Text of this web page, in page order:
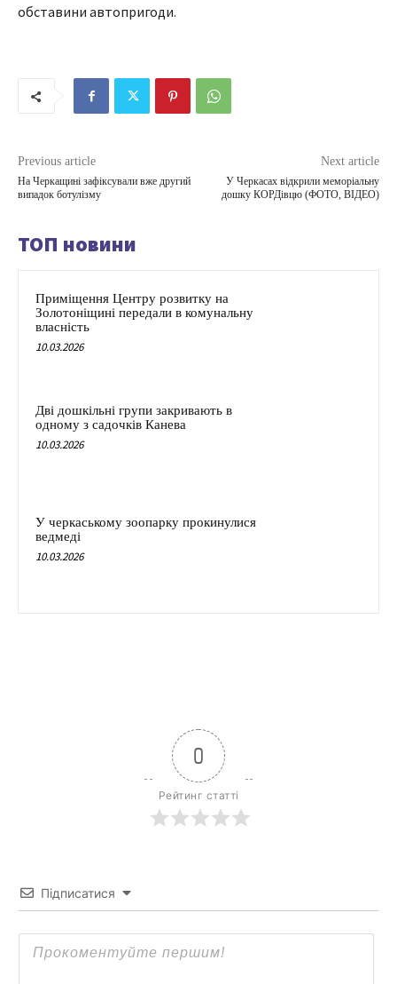
обставини автопригоди.
Previous article
На Черкащині зафіксували вже другий
випадок ботулізму
Next article
У Черкасах відкрили меморіальну
дошку КОРДівцю (ФОТО, ВІДЕО)
ТОП новини
Приміщення Центру розвитку на
Золотоніщині передали в комунальну
власність
10.03.2026
Дві дошкільні групи закривають в
одному з садочків Канева
10.03.2026
У черкаському зоопарку прокинулися
ведмеді
10.03.2026
0
Рейтинг статті
Підписатися